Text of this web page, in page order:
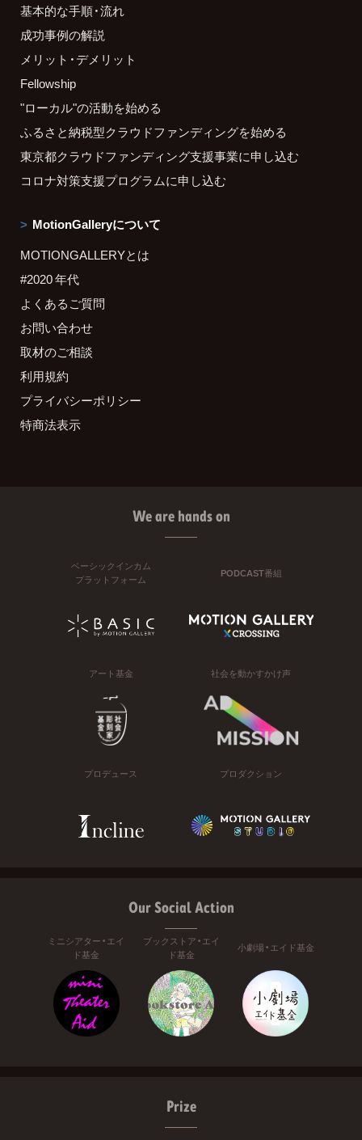
基本的な手順・流れ
成功事例の解説
メリット・デメリット
Fellowship
"ローカル"の活動を始める
ふるさと納税型クラウドファンディングを始める
東京都クラウドファンディング支援事業に申し込む
コロナ対策支援プログラムに申し込む
MotionGalleryについて
MOTIONGALLERYとは
#2020 年代
よくあるご質問
お問い合わせ
取材のご相談
利用規約
プライバシーポリシー
特商法表示
We are hands on
ベーシックインカム
プラットフォーム
PODCAST番組
アート基金 社会を動かすかけ声
プロデュース プロダクション
Our Social Action
ミニシアター・エイ
ド基金
ブックストア・エイ
ド基金
小劇場・エイド基金
Prize